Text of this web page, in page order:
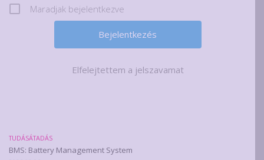
Maradjak bejelentkezve
Elfelejtettem a jelszavamat
TUDÁSÁTADÁS
BMS: Battery Management System